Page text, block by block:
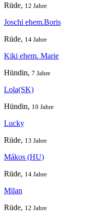
Rüde, 12 Jahre
Joschi ehem.Boris
Rüde, 14 Jahre
Kiki ehem. Marie
Hündin, 7 Jahre
Lola(SK)
Hündin, 10 Jahre
Lucky
Rüde, 13 Jahre
Mákos (HU)
Rüde, 14 Jahre
Milan
Rüde, 12 Jahre